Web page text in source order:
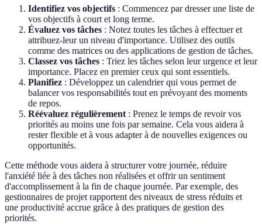
Identifiez vos objectifs : Commencez par dresser une liste de
vos objectifs à court et long terme.
Évaluez vos tâches : Notez toutes les tâches à effectuer et
attribuez-leur un niveau d'importance. Utilisez des outils
comme des matrices ou des applications de gestion de tâches.
Classez vos tâches : Triez les tâches selon leur urgence et leur
importance. Placez en premier ceux qui sont essentiels.
Planifiez : Développez un calendrier qui vous permet de
balancer vos responsabilités tout en prévoyant des moments
de repos.
Réévaluez régulièrement : Prenez le temps de revoir vos
priorités au moins une fois par semaine. Cela vous aidera à
rester flexible et à vous adapter à de nouvelles exigences ou
opportunités.
Cette méthode vous aidera à structurer votre journée, réduire
l'anxiété liée à des tâches non réalisées et offrir un sentiment
d'accomplissement à la fin de chaque journée. Par exemple, des
gestionnaires de projet rapportent des niveaux de stress réduits et
une productivité accrue grâce à des pratiques de gestion des
priorités.